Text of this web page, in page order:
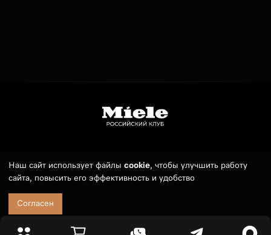
Наш сайт использует файлы cookie, чтобы улучшить работу
сайта, повысить его эффективность и удобство
Согласен
Телефон: 7 (495) 789 19 55
E-mail:sales@russianmieleclub.ru
Заказ можно оформить круглосуточно. Менеджер свяжется с